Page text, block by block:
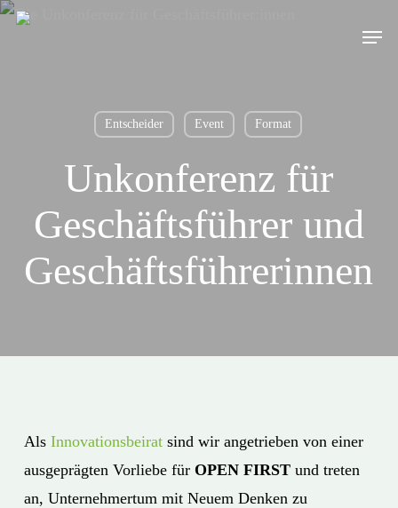
Skip
Menu
Entscheider Event Format
Unkonferenz für
Geschäftsführer und
Geschäfts­führerinnen
Als Innovationsbeiratsind wir angetrieben von einer
ausgeprägten Vorliebe für OPEN FIRSTund treten
an, Unternehmertum mit Neuem Denken zu